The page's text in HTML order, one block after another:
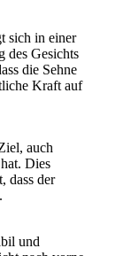
sich in einer
des Gesichts
die Sehne
Kraft auf
auch
Dies
dass der
und